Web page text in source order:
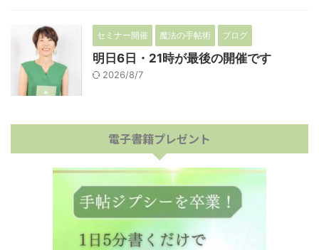
セミナー開催 魔法の手帖術 ブログ
明日6日・21時が最後の開催です
2026/8/7
電子書籍プレゼント